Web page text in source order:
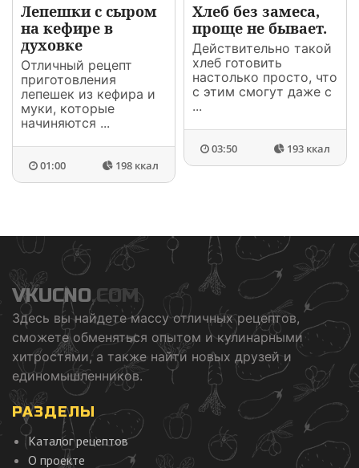
Лепешки с сыром
на кефире в
духовке
Отличный рецепт
приготовления
лепешек из кефира и
муки, которые
начиняются ...
01:00 198 ккал
Хлеб без замеса,
проще не бывает.
Действительно такой
хлеб готовить
настолько просто, что
с этим смогут даже с
...
03:50 193 ккал
VKUCNO.COM
Здесь вы найдете массу отличных рецептов,
сможете обменяться опытом и кулинарными
хитростями, а также найти новых друзей и
единомышленников.
РАЗДЕЛЫ
Каталог рецептов
О проекте